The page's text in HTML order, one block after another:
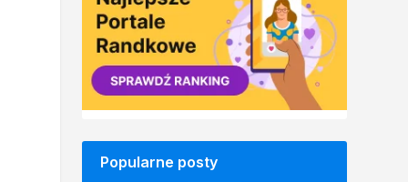
Popularne posty